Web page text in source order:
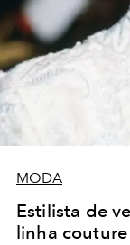
MODA
Estilista de
linha couture